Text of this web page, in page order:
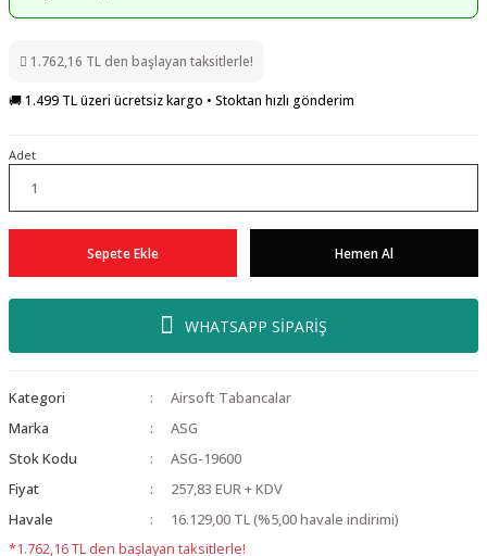
1.762,16 TL den başlayan taksitlerle!
🚚 1.499 TL üzeri ücretsiz kargo • Stoktan hızlı gönderim
Adet
Sepete Ekle Hemen Al
WHATSAPP SİPARİŞ
Kategori
Airsoft Tabancalar
Marka
ASG
Stok Kodu
ASG-19600
Fiyat
257,83 EUR + KDV
Havale
16.129,00 TL (%5,00 havale indirimi)
*1.762,16 TL den başlayan taksitlerle!